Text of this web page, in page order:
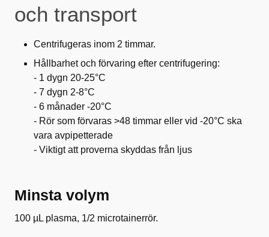
och transport
Centrifugeras inom 2 timmar.
Hållbarhet och förvaring efter centrifugering:
- 1 dygn 20-25°C
- 7 dygn 2-8°C
- 6 månader -20°C
- Rör som förvaras >48 timmar eller vid -20°C ska
vara avpipetterade
- Viktigt att proverna skyddas från ljus
Minsta volym
100 µL plasma, 1/2 microtainerrör.